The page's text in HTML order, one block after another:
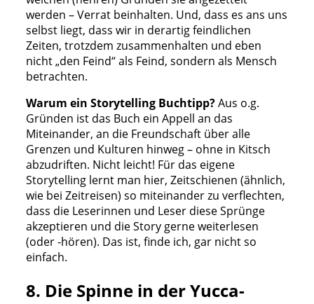
werden – Verrat beinhalten. Und, dass es ans uns
selbst liegt, dass wir in derartig feindlichen
Zeiten, trotzdem zusammenhalten und eben
nicht „den Feind“ als Feind, sondern als Mensch
betrachten.
Warum ein Storytelling Buchtipp?Aus o.g.
Gründen ist das Buch ein Appell an das
Miteinander, an die Freundschaft über alle
Grenzen und Kulturen hinweg – ohne in Kitsch
abzudriften. Nicht leicht! Für das eigene
Storytelling lernt man hier, Zeitschienen (ähnlich,
wie bei Zeitreisen) so miteinander zu verflechten,
dass die Leserinnen und Leser diese Sprünge
akzeptieren und die Story gerne weiterlesen
(oder -hören). Das ist, finde ich, gar nicht so
einfach.
8. Die Spinne in der Yucca-